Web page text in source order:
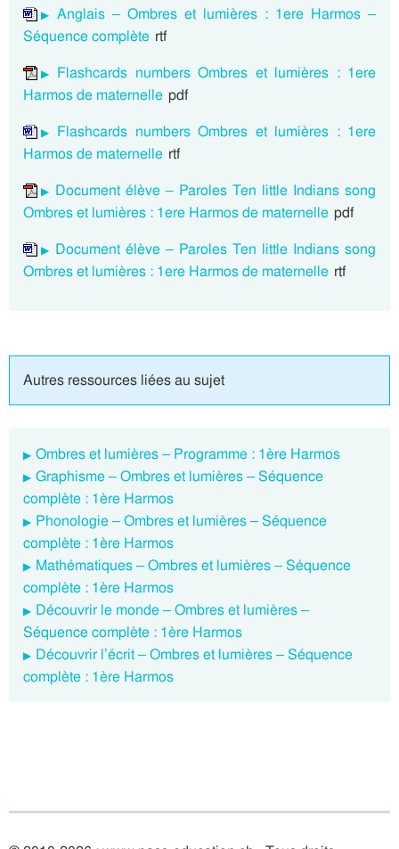
Anglais – Ombres et lumières : 1ere Harmos –
Séquence complète rtf
Flashcards numbers Ombres et lumières : 1ere
Harmos de maternelle pdf
Flashcards numbers Ombres et lumières : 1ere
Harmos de maternelle rtf
Document élève – Paroles Ten little Indians song
Ombres et lumières : 1ere Harmos de maternelle pdf
Document élève – Paroles Ten little Indians song
Ombres et lumières : 1ere Harmos de maternelle rtf
Autres ressources liées au sujet
Ombres et lumières – Programme : 1ère Harmos
Graphisme – Ombres et lumières – Séquence
complète : 1ère Harmos
Phonologie – Ombres et lumières – Séquence
complète : 1ère Harmos
Mathématiques – Ombres et lumières – Séquence
complète : 1ère Harmos
Découvrir le monde – Ombres et lumières –
Séquence complète : 1ère Harmos
Découvrir l’écrit – Ombres et lumières – Séquence
complète : 1ère Harmos